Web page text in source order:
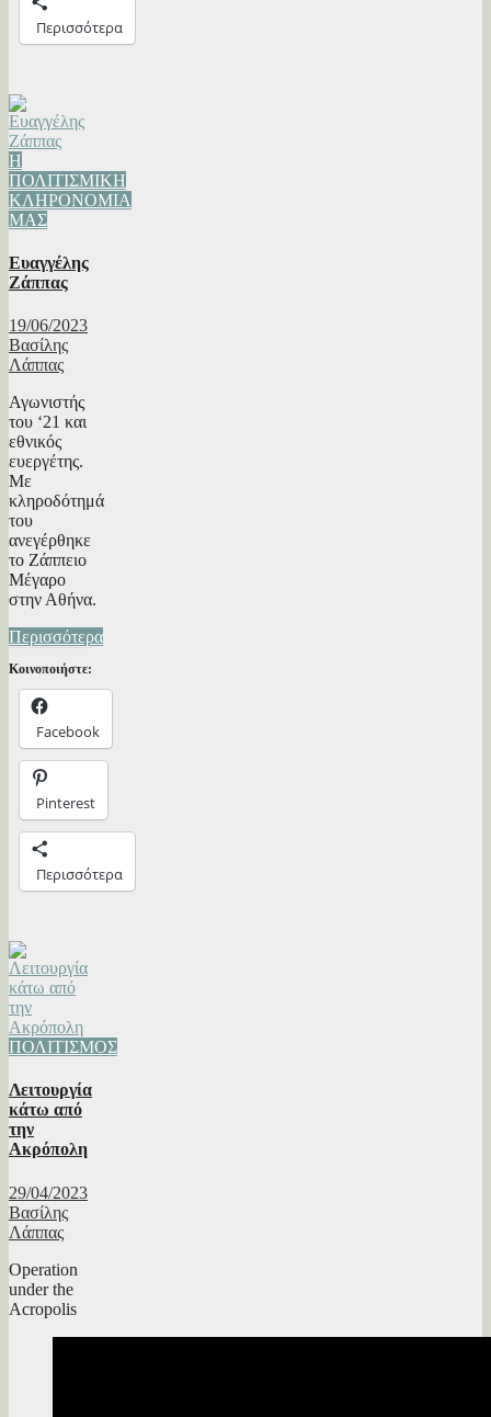
Περισσότερα
Η
ΠΟΛΙΤΙΣΜΙΚΗ
ΚΛΗΡΟΝΟΜΙΑ
ΜΑΣ
Ευαγγέλης
Ζάππας
19/06/2023
Βασίλης
Λάππας
Αγωνιστής
του ‘21 και
εθνικός
ευεργέτης.
Με
κληροδότημά
του
ανεγέρθηκε
το Ζάππειο
Μέγαρο
στην Αθήνα.
Περισσότερα
Κοινοποιήστε:
Facebook
Pinterest
Περισσότερα
ΠΟΛΙΤΙΣΜΟΣ
Λειτουργία
κάτω από
την
Ακρόπολη
29/04/2023
Βασίλης
Λάππας
Operation
under the
Acropolis